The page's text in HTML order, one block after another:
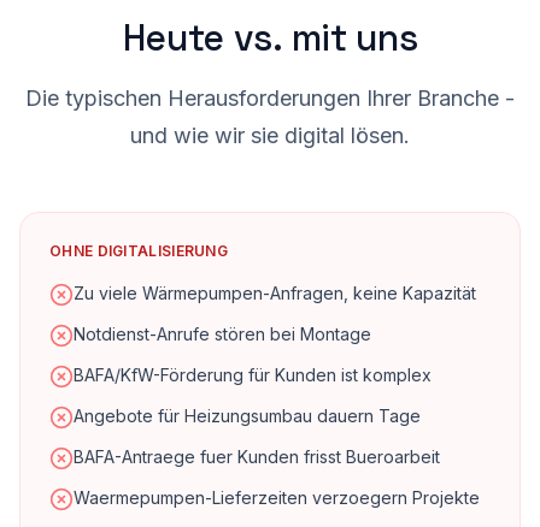
Heute vs. mit uns
Die typischen Herausforderungen Ihrer Branche -
und wie wir sie digital lösen.
OHNE DIGITALISIERUNG
Zu viele Wärmepumpen-Anfragen, keine Kapazität
Notdienst-Anrufe stören bei Montage
BAFA/KfW-Förderung für Kunden ist komplex
Angebote für Heizungsumbau dauern Tage
BAFA-Antraege fuer Kunden frisst Bueroarbeit
Waermepumpen-Lieferzeiten verzoegern Projekte